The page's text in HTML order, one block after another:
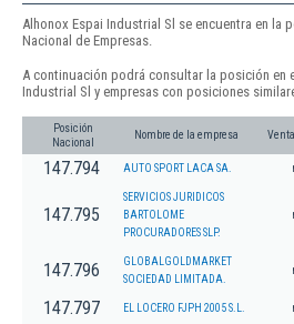
Alhonox Espai Industrial Sl se encuentra en la
Nacional de Empresas.
A continuación podrá consultar la posición en
Industrial Sl y empresas con posiciones
Posición
Nacional
Nombre de la empresa
147.794 AUTO SPORT LACA SA.
147.795
SERVICIOS JURIDICOS
BARTOLOME
PROCURADORES SLP.
147.796
GLOBALGOLDMARKET
SOCIEDAD LIMITADA.
147.797 EL LOCERO FJPH 2005 S.L.